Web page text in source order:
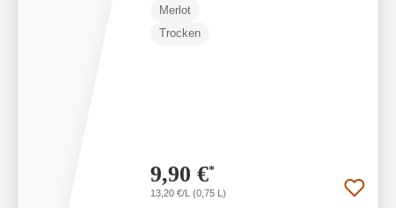
Merlot
Trocken
9,90 €*
13,20 €/L (0,75 L)